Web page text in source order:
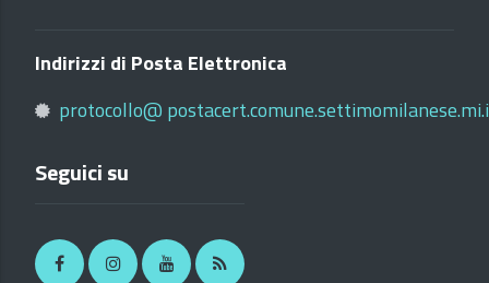
Indirizzi di Posta Elettronica
protocollo@
Seguici su
FacebookInstagramYoutube RSS